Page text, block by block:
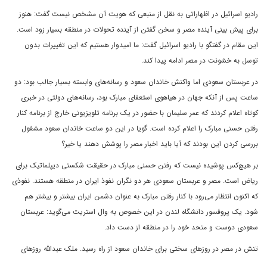
رادیو اسرائیل در اظهاراتی به نقل از منبعی که هویت آن مشخص نیست گفت: هنوز
برای پیش بینی آینده مصر و سخن گفتن از آینده تحولات در منطقه بسیار زود است.
این مقام در گفتگو با رادیو اسرائیل گفت: ما امیدوار هستیم که این تغییرات بدون
توسل به خشونت در مصر ادامه پیدا کند.
در عربستان سعودی اما واکنش خاندان سعود و رسانه‌های وابسته بسیار جالب بود: دو
ساعت پس از آنکه جهان در هیاهوی استعفای مبارک بود، رسانه‌های دولتی در خبری
کوتاه اعلام کردند که عمر سلیمان با حضور در یک برنامه تلویزیونی خارج از برنامه کنار
رفتن حسنی مبارک را اعلام کرده است. گویا در این دو ساعت خاندان سعود مشغول
بررسی کردن این بودند که آیا باید اخبار مصر را پوشش دهند یا خیر؟
بر هیچ‌کس پوشیده نیست که رفتن حسنی مبارک در حقیقت شکستی دیپلماتیک برای
ریاض است. مصر و عربستان سعودی هر دو نگران نفوذ ایران در منطقه هستند. نفوذی
که اکنون انتظار می‌رود با کنار رفتن مبارک به عنوان دشمن ایران بیشتر و بیشتر هم
شود. یک پروفسور دانشگاه لندن در این خصوص به وال استریت می‌گوید: عربستان
سعودی دوست و متحد خود را در منطقه از دست داد.
تنش در مصر در روزهای سختی برای خاندان سعود از راه رسید. ملک عبدالله روزهای